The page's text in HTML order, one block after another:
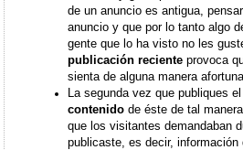
de un anuncio es antigua,
anuncio y que por lo tanto algo
gente que lo ha visto no les
publicación reciente provoca
sienta de alguna manera
La segunda vez que publiques
contenido de éste de tal
que los visitantes demandaban
publicaste, es decir,